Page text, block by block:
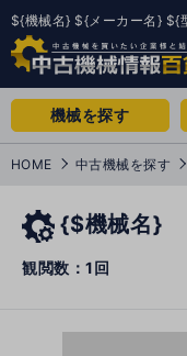
${機械名} ${メーカー名} ${
機械を探す
HOME 中古機械を探す
{$機械名}
観閲数：1回